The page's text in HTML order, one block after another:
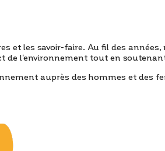
les savoir-faire. Au fil des années,
de l'environnement tout en
auprès des hommes et des